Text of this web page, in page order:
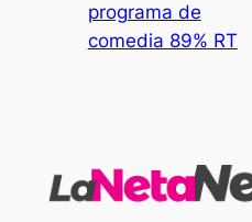
programa de
comedia 89% RT